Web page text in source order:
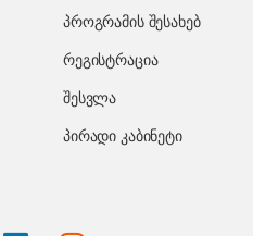
პროგრამის შესახებ
რეგისტრაცია
შესვლა
პირადი კაბინეტი